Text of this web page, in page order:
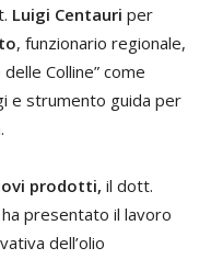
Luigi Centauri per
, funzionario regionale,
Colline” come
e strumento guida per
prodotti, il dott.
ha presentato il lavoro
dell’olio